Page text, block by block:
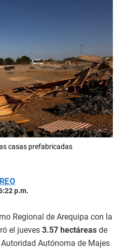
casas prefabricadas
p.m.
Regional de Arequipa con la
el jueves 3.57 hectáreas de
Autónoma de Majes